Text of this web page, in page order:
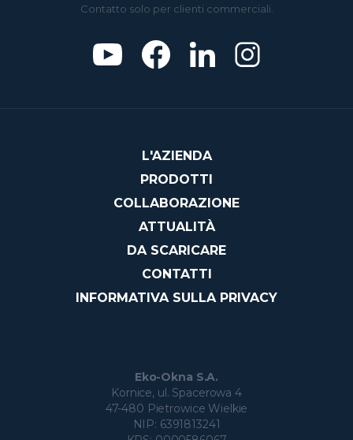
Contatto solo per clienti commerciali.
L'AZIENDA
PRODOTTI
COLLABORAZIONE
ATTUALITÀ
DA SCARICARE
CONTATTI
INFORMATIVA SULLA PRIVACY
Eko-Okna S.A.
Kornice, ul. Spacerowa 4
47-480 Pietrowice Wielkie
NIP: 6391813241